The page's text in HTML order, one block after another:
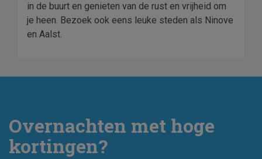
in de buurt en genieten van de rust en vrijheid om
je heen. Bezoek ook eens leuke steden als Ninove
en Aalst.
Overnachten met hoge
kortingen?